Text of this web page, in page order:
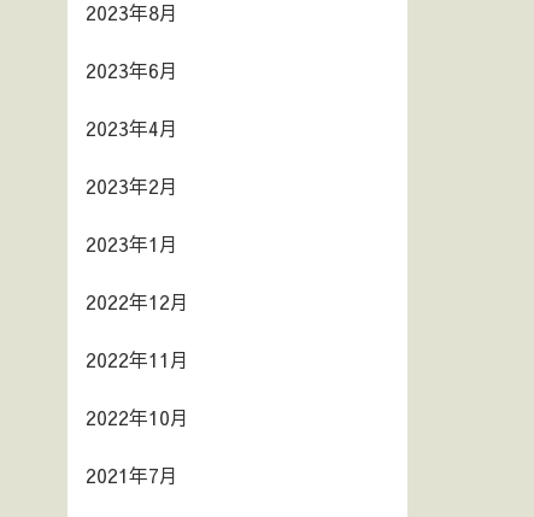
2023年8月
2023年6月
2023年4月
2023年2月
2023年1月
2022年12月
2022年11月
2022年10月
2021年7月